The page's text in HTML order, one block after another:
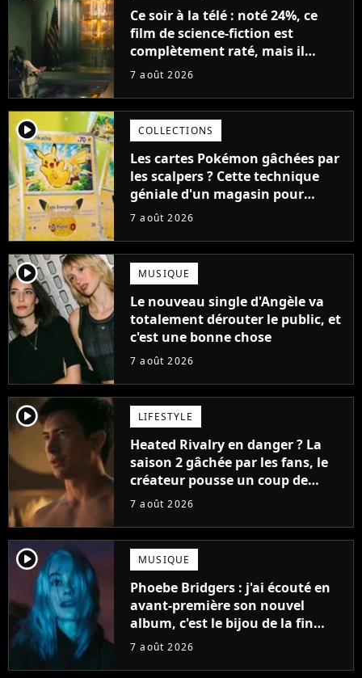
Ce soir à la télé : noté 24%, ce
film de science-fiction est
complètement raté, mais il
aurait pu être encore pire à
7 août 2026
player2 COLLECTIONS
Les cartes Pokémon gâchées par
les scalpers ? Cette technique
géniale d'un magasin pour
ruiner les revendeurs
7 août 2026
player2 MUSIQUE
Le nouveau single d'Angèle va
totalement dérouter le public, et
c'est une bonne chose
7 août 2026
player2 LIFESTYLE
Heated Rivalry en danger ? La
saison 2 gâchée par les fans, le
créateur pousse un coup de
gueule
7 août 2026
player2 MUSIQUE
Phoebe Bridgers : j'ai écouté en
avant-première son nouvel
album, c'est le bijou de la fin
d'été
7 août 2026